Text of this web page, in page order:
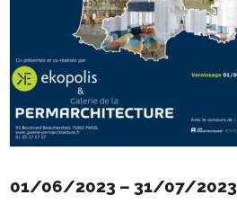
01/06/2023 – 31/07/2023